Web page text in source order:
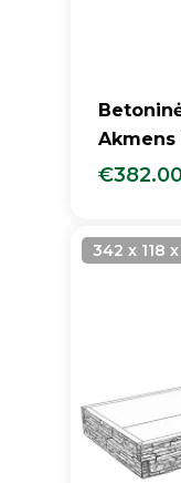
Akmens
€
342 x 118